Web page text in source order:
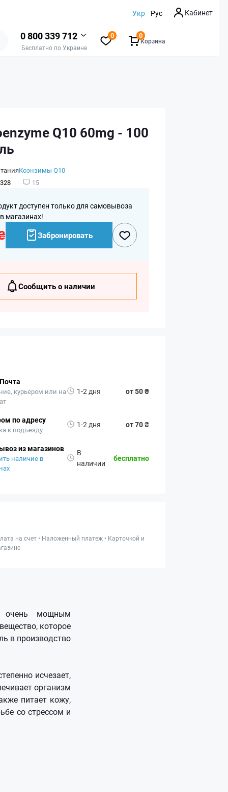
Укр Рус Кабинет
0 800 339 712
Бесплатно по Украине
0
Корзина
0
Q10 60mg - 100
Коэнзимы Q10
15
доступен только для самовывоза
магазинах!
Забронировать
Сообщить о наличии
курьером или на
1-2 дня от 50 ₴
по адресу
к подъезду
1-2 дня от 70 ₴
из магазинов
наличие в
В
наличии
бесплатно
на счет • Наложенный платеж • Карточкой и
очень мощным
которое
в производство
исчезает,
организм
питает кожу,
со стрессом и